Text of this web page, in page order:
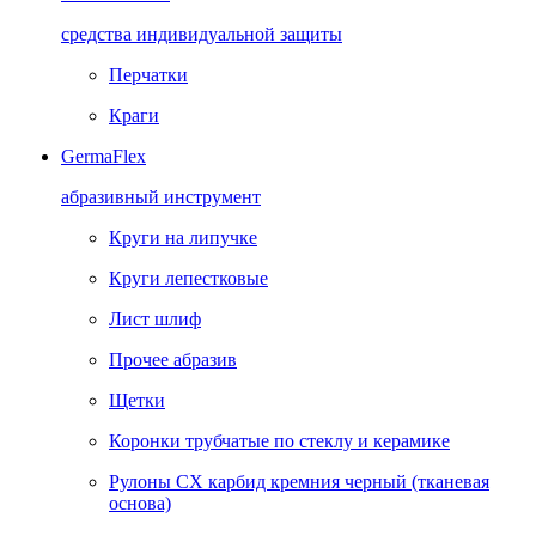
средства индивидуальной защиты
Перчатки
Краги
GermaFlex
абразивный инструмент
Круги на липучке
Круги лепестковые
Лист шлиф
Прочее абразив
Щетки
Коронки трубчатые по стеклу и керамике
Рулоны CX карбид кремния черный (тканевая
основа)